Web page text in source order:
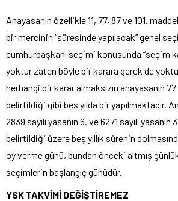
Anayasanın özellikle 11, 77, 87 ve 101.
bir mercinin “süresinde yapılacak” genel
cumhurbaşkanı seçimi konusunda “seçim
yoktur zaten böyle bir karara gerek de
herhangi bir karar almaksızın anayasanın
belirtildiği gibi beş yılda bir yapılmaktadır.
2839 sayılı yasanın 6. ve 6271 sayılı
belirtildiği üzere beş yıllık sürenin
oy verme günü, bundan önceki altmış
seçimlerin başlangıç günüdür.
YSK TAKVİMİ DEĞİŞTİREMEZ